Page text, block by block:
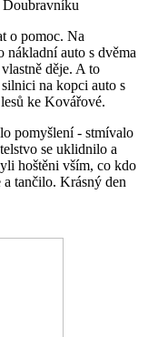
Doubravníku
o pomoc. Na
nákladní auto s dvěma
děje. A to
na kopci auto s
ke Kovářové.
pomyšlení - stmívalo
se uklidnilo a
hoštěni vším, co kdo
tančilo. Krásný den